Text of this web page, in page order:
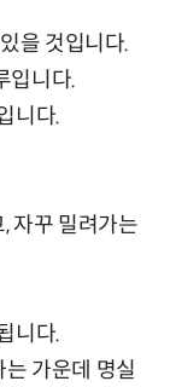
을 것입니다.
입니다.
니다.
자꾸 밀려가는
니다.
가운데 명실